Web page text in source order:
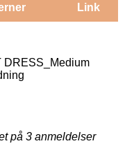
Link
DRESS_Medium
på 3 anmeldelser